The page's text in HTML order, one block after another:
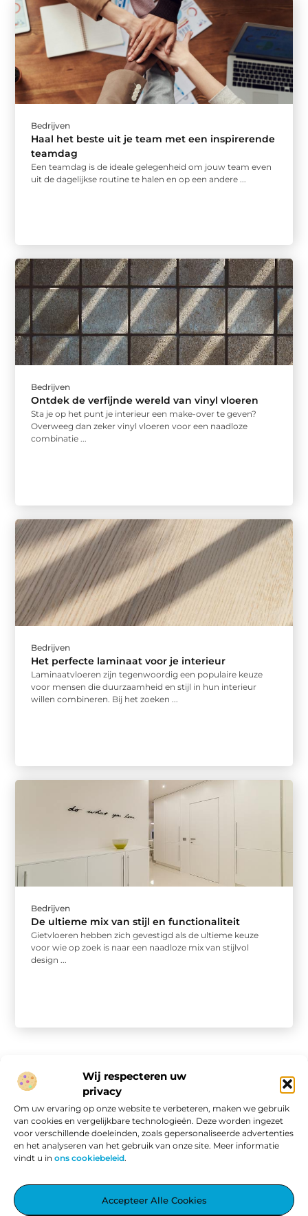
Wij respecteren uw
privacy
Om uw ervaring op onze website te verbeteren, maken we gebruik
van cookies en vergelijkbare technologieën. Deze worden ingezet
voor verschillende doeleinden, zoals gepersonaliseerde advertenties
en het analyseren van het gebruik van onze site. Meer informatie
vindt u in ons cookiebeleid.
Accepteer Alle Cookies
Bedrijven
Haal het beste uit je team met een inspirerende
teamdag
Een teamdag is de ideale gelegenheid om jouw team even
uit de dagelijkse routine te halen en op een andere ...
Bedrijven
Ontdek de verfijnde wereld van vinyl vloeren
Sta je op het punt je interieur een make-over te geven?
Overweeg dan zeker vinyl vloeren voor een naadloze
combinatie ...
Bedrijven
Het perfecte laminaat voor je interieur
Laminaatvloeren zijn tegenwoordig een populaire keuze
voor mensen die duurzaamheid en stijl in hun interieur
willen combineren. Bij het zoeken ...
Bedrijven
De ultieme mix van stijl en functionaliteit
Gietvloeren hebben zich gevestigd als de ultieme keuze
voor wie op zoek is naar een naadloze mix van stijlvol
design ...
Aggiez.nl – Altijd Iets Interessants te Lezen.
Onze informatie